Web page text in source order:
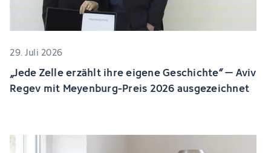
29. Juli 2026
„Jede Zelle erzählt ihre eigene Geschichte“ – Aviv
Regev mit Meyenburg-Preis 2026 ausgezeichnet